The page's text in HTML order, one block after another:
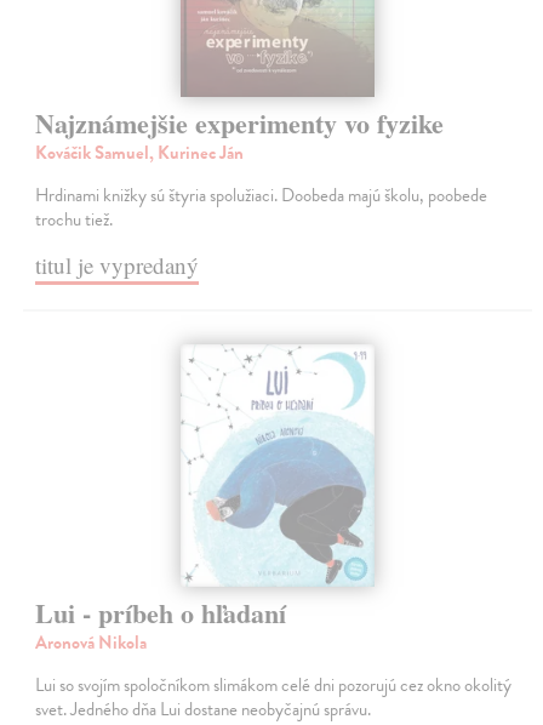
Najznámejšie experimenty vo fyzike
Kováčik Samuel, Kurinec Ján
Hrdinami knižky sú štyria spolužiaci. Doobeda majú školu, poobede
trochu tiež.
titul je vypredaný
Lui - príbeh o hľadaní
Aronová Nikola
Lui so svojím spoločníkom slimákom celé dni pozorujú cez okno okolitý
svet. Jedného dňa Lui dostane neobyčajnú správu.